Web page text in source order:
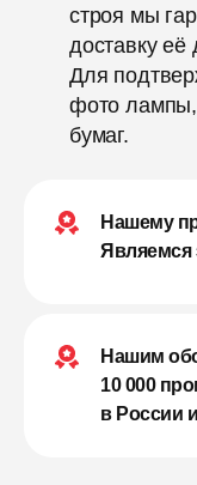
строя мы
доставку её
Для
фото лампы,
бумаг.
Нашему
Являемся
Нашим
10 000
в России